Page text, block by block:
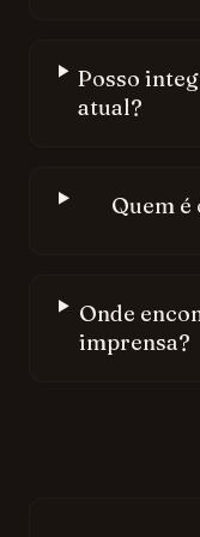
Posso
atual?
Quem
Onde
imprensa?